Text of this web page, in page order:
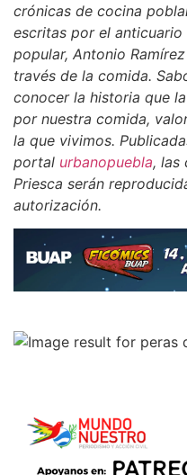
crónicas de cocina
escritas por el
popular, Antonio
través de la comida.
conocer la historia que
por nuestra comida,
la que vivimos.
portal urbanopuebla, las
Priesca serán
autorización.